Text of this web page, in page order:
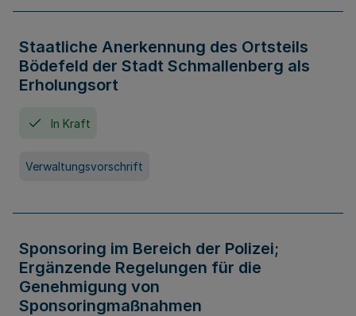
Staatliche Anerkennung des Ortsteils
Bödefeld der Stadt Schmallenberg als
Erholungsort
In Kraft
Verwaltungsvorschrift
Sponsoring im Bereich der Polizei;
Ergänzende Regelungen für die
Genehmigung von
Sponsoringmaßnahmen